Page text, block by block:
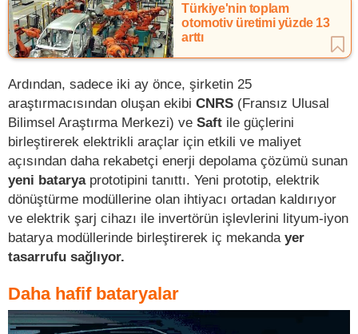
Türkiye'nin toplam
otomotiv üretimi yüzde 13
arttı
Ardından, sadece iki ay önce, şirketin 25
araştırmacısından oluşan ekibi CNRS (Fransız Ulusal
Bilimsel Araştırma Merkezi) ve Saft ile güçlerini
birleştirerek elektrikli araçlar için etkili ve maliyet
açısından daha rekabetçi enerji depolama çözümü sunan
yeni batarya prototipini tanıttı. Yeni prototip, elektrik
dönüştürme modüllerine olan ihtiyacı ortadan kaldırıyor
ve elektrik şarj cihazı ile invertörün işlevlerini lityum-iyon
batarya modüllerinde birleştirerek iç mekanda yer
tasarrufu sağlıyor.
Daha hafif bataryalar